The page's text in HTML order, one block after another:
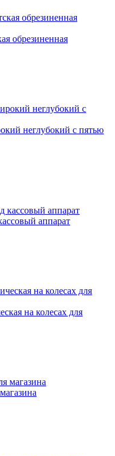
обрезиненная
неглубокий с пятью
аппарат
на колесах для